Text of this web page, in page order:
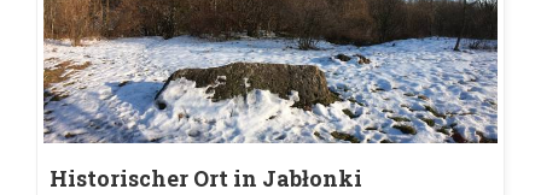
Historischer Ort in Jabłonki